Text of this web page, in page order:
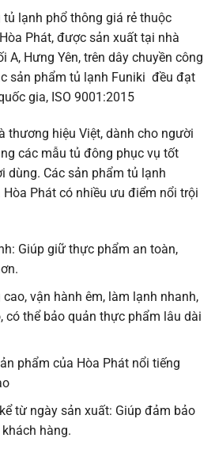
lạnh phổ thông giá rẻ thuộc
Phát, được sản xuất tại nhà
A, Hưng Yên, trên dây chuyền công
sản phẩm tủ lạnh Funiki đều đạt
gia, ISO 9001:2015
thương hiệu Việt, dành cho người
các mẫu tủ đông phục vụ tốt
dùng. Các sản phẩm tủ lạnh
Phát có nhiều ưu điểm nổi trội
Giúp giữ thực phẩm an toàn,
vận hành êm, làm lạnh nhanh,
có thể bảo quản thực phẩm lâu dài
phẩm của Hòa Phát nổi tiếng
từ ngày sản xuất: Giúp đảm bảo
hàng.